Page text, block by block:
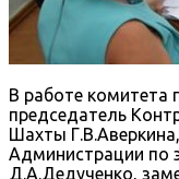
В работе комитета
председатель
Шахты
Администрации по
Д.А.Дедученко,